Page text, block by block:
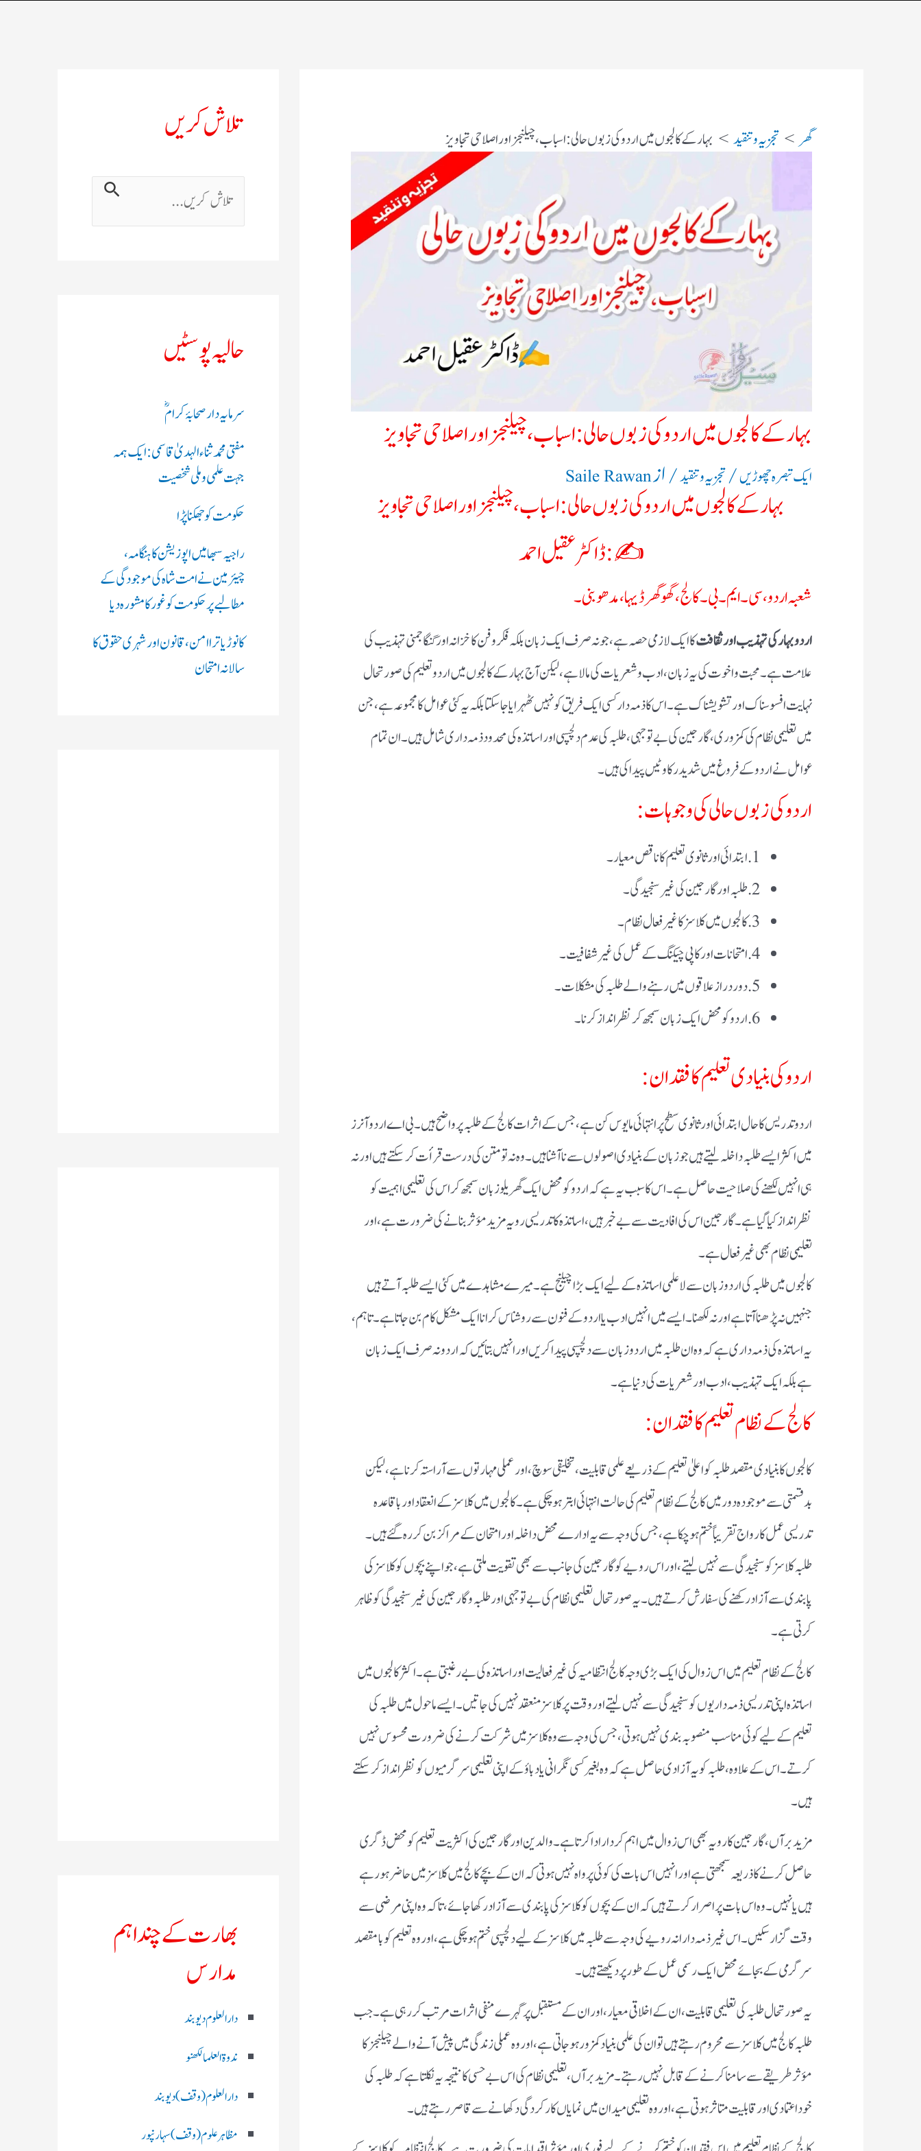
گھر تجزیہ و تنقید بہار کے کالجوں میں اردو کی زبوں حالی: اسباب، چیلنجز اور اصلاحی تجاویز
بہار کے کالجوں میں اردو کی زبوں حالی: اسباب، چیلنجز اور اصلاحی تجاویز
ایک تبصرہ چھوڑیں/تجزیہ و تنقید/ ازSaile Rawan
بہار کے کالجوں میں اردو کی زبوں حالی: اسباب، چیلنجز اور اصلاحی تجاویز
✍️: ڈاکٹر عقیل احمد
شعبہ اردو، سی۔ایم۔ بی۔ کالج ، گھوگھرڈیہا ، مدھوبنی۔
اردو بہار کی تہذیب اور ثقافتکا ایک لازمی حصہ ہے، جو نہ صرف ایک زبان بلکہ فکر و فن کا خزانہ اور گنگا جمنی تہذیب کی
علامت ہے۔ محبت و اخوت کی یہ زبان، ادب و شعریات کی مالا ہے، لیکن آج بہار کے کالجوں میں اردو تعلیم کی صورتحال
نہایت افسوسناک اور تشویشناک ہے۔ اس کا ذمہ دار کسی ایک فریق کو نہیں ٹھہرایا جا سکتا بلکہ یہ کئی عوامل کا مجموعہ ہے، جن
میں تعلیمی نظام کی کمزوری، گارجین کی بے توجہی، طلبہ کی عدم دلچسپی اور اساتذہ کی محدود ذمہ داری شامل ہیں۔ ان تمام
عوامل نے اردو کے فروغ میں شدید رکاوٹیں پیدا کی ہیں۔
اردو کی زبوں حالی کی وجوہات:
1. ابتدائی اور ثانوی تعلیم کا ناقص معیار۔
2. طلبہ اور گارجین کی غیرسنجیدگی۔
3. کالجوں میں کلاسز کا غیر فعال نظام۔
4. امتحانات اور کاپی چیکنگ کے عمل کی غیر شفافیت۔
5. دور دراز علاقوں میں رہنے والے طلبہ کی مشکلات۔
6. اردو کو محض ایک زبان سمجھ کر نظر انداز کرنا۔
اردو کی بنیادی تعلیم کا فقدان:
اردو تدریس کا حال ابتدائی اور ثانوی سطح پر انتہائی مایوس کن ہے، جس کے اثرات کالج کے طلبہ پر واضح ہیں۔ بی اے اردو آنرز
میں اکثر ایسے طلبہ داخلہ لیتے ہیں جو زبان کے بنیادی اصولوں سے ناآشنا ہیں۔ وہ نہ تو متن کی درست قرأت کر سکتے ہیں اور نہ
ہی انہیں لکھنے کی صلاحیت حاصل ہے۔ اس کا سبب یہ ہے کہ اردو کو محض ایک گھریلو زبان سمجھ کر اس کی تعلیمی اہمیت کو
نظرانداز کیا گیا ہے۔ گارجین اس کی افادیت سے بے خبر ہیں، اساتذہ کا تدریسی رویہ مزید مؤثر بنانے کی ضرورت ہے، اور
تعلیمی نظام بھی غیر فعال ہے۔
کالجوں میں طلبہ کی اردو زبان سے لاعلمی اساتذہ کے لیے ایک بڑا چیلنج ہے۔ میرے مشاہدے میں کئی ایسے طلبہ آتے ہیں
جنہیں نہ پڑھنا آتا ہے اور نہ لکھنا۔ ایسے میں انہیں ادب یا اردو کے فنون سے روشناس کرانا ایک مشکل کام بن جاتا ہے۔ تاہم،
یہ اساتذہ کی ذمہ داری ہے کہ وہ ان طلبہ میں اردو زبان سے دلچسپی پیدا کریں اور انہیں بتائیں کہ اردو نہ صرف ایک زبان
ہے بلکہ ایک تہذیب، ادب اور شعریات کی دنیا ہے۔
کالج کے نظام تعلیم کا فقدان:
کالجوں کا بنیادی مقصد طلبہ کو اعلیٰ تعلیم کے ذریعے علمی قابلیت، تخلیقی سوچ، اور عملی مہارتوں سے آراستہ کرنا ہے، لیکن
بدقسمتی سے موجودہ دور میں کالج کے نظام تعلیم کی حالت انتہائی ابتر ہو چکی ہے۔ کالجوں میں کلاسز کے انعقاد اور باقاعدہ
تدریسی عمل کا رواج تقریباً ختم ہو چکا ہے، جس کی وجہ سے یہ ادارے محض داخلہ اور امتحان کے مراکز بن کر رہ گئے ہیں۔
طلبہ کلاسز کو سنجیدگی سے نہیں لیتے، اور اس رویے کو گارجین کی جانب سے بھی تقویت ملتی ہے، جو اپنے بچوں کو کلاسز کی
پابندی سے آزاد رکھنے کی سفارش کرتے ہیں۔ یہ صورتحال تعلیمی نظام کی بے توجہی اور طلبہ و گارجین کی غیرسنجیدگی کو ظاہر
کرتی ہے۔
کالج کے نظام تعلیم میں اس زوال کی ایک بڑی وجہ کالج انتظامیہ کی غیر فعالیت اور اساتذہ کی بے رغبتی ہے۔ اکثر کالجوں میں
اساتذہ اپنی تدریسی ذمہ داریوں کو سنجیدگی سے نہیں لیتے اور وقت پر کلاسز منعقد نہیں کی جاتیں۔ ایسے ماحول میں طلبہ کی
تعلیم کے لیے کوئی مناسب منصوبہ بندی نہیں ہوتی، جس کی وجہ سے وہ کلاسز میں شرکت کرنے کی ضرورت محسوس نہیں
کرتے۔ اس کے علاوہ، طلبہ کو یہ آزادی حاصل ہے کہ وہ بغیر کسی نگرانی یا دباؤ کے اپنی تعلیمی سرگرمیوں کو نظرانداز کر سکتے
ہیں۔
مزید برآں، گارجین کا رویہ بھی اس زوال میں اہم کردار ادا کرتا ہے۔ والدین اور گارجین کی اکثریت تعلیم کو محض ڈگری
حاصل کرنے کا ذریعہ سمجھتی ہے اور انہیں اس بات کی کوئی پرواہ نہیں ہوتی کہ ان کے بچے کالج میں کلاسز میں حاضر ہو رہے
ہیں یا نہیں۔ وہ اس بات پر اصرار کرتے ہیں کہ ان کے بچوں کو کلاسز کی پابندی سے آزاد رکھا جائے، تاکہ وہ اپنی مرضی سے
وقت گزار سکیں۔ اس غیر ذمہ دارانہ رویے کی وجہ سے طلبہ میں کلاسز کے لیے دلچسپی ختم ہو چکی ہے، اور وہ تعلیم کو بامقصد
سرگرمی کے بجائے محض ایک رسمی عمل کے طور پر دیکھتے ہیں۔
یہ صورتحال طلبہ کی تعلیمی قابلیت، ان کے اخلاقی معیار، اور ان کے مستقبل پر گہرے منفی اثرات مرتب کر رہی ہے۔ جب
طلبہ کالج میں کلاسز سے محروم رہتے ہیں تو ان کی علمی بنیاد کمزور ہو جاتی ہے، اور وہ عملی زندگی میں پیش آنے والے چیلنجز کا
مؤثر طریقے سے سامنا کرنے کے قابل نہیں رہتے۔ مزید برآں، تعلیمی نظام کی اس بے حسی کا نتیجہ یہ نکلتا ہے کہ طلبہ کی
خود اعتمادی اور قابلیت متاثر ہوتی ہے، اور وہ تعلیمی میدان میں نمایاں کارکردگی دکھانے سے قاصر رہتے ہیں۔
تلاش کریں
ت
ل
ر
ں
:
حالیہ پوسٹیں
سرمایہ دار صحابۂ کرامؓ
مفتی محمد ثناء الہدیٰ قاسمی: ایک ہمہ
جہت علمی و ملی شخصیت
حکومت کو جھکنا پڑا
راجیہ سبھا میں اپوزیشن کا ہنگامہ،
چیئرمین نے امت شاہ کی موجودگی کے
مطالبے پر حکومت کو غور کا مشورہ دیا
کانوڑ یاترا امن،قانون اور شہری حقوق کا
سالانہ امتحان
بھارت کے چند اہم
مدارس
دارالعلوم دیوبند
ندوۃالعلما لکھنو
دارالعلوم (وقف)دیوبند
مظاہرعلوم (وقف)سہارنپور